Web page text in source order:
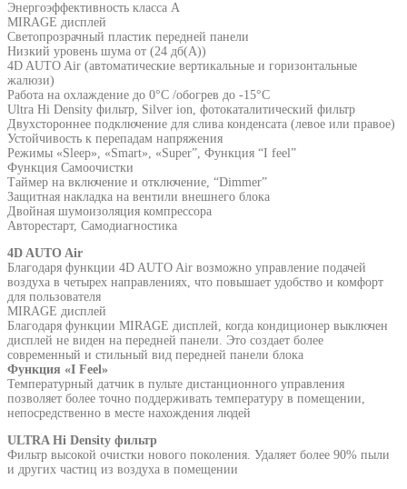
Энергоэффективность класса A
MIRAGE дисплей
Светопрозрачный пластик передней панели
Низкий уровень шума от (24 дб(А))
4D AUTO Air (автоматические вертикальные и горизонтальные
жалюзи)
Работа на охлаждение до 0°С /обогрев до -15°С
Ultra Hi Density фильтр, Silver ion, фотокаталитический фильтр
Двухстороннее подключение для слива конденсата (левое или правое)
Устойчивость к перепадам напряжения
Режимы «Sleep», «Smart», «Super”, Функция “I feel”
Функция Самоочистки
Таймер на включение и отключение, “Dimmer”
Защитная накладка на вентили внешнего блока
Двойная шумоизоляция компрессора
Авторестарт, Самодиагностика
4D AUTO Air
Благодаря функции 4D AUTO Air возможно управление подачей
воздуха в четырех направлениях, что повышает удобство и комфорт
для пользователя
MIRAGE дисплей
Благодаря функции MIRAGE дисплей, когда кондиционер выключен
дисплей не виден на передней панели. Это создает более
современный и стильный вид передней панели блока
Функция «I Feel»
Температурный датчик в пульте дистанционного управления
позволяет более точно поддерживать температуру в помещении,
непосредственно в месте нахождения людей
ULTRA Hi Density фильтр
Фильтр высокой очистки нового поколения. Удаляет более 90% пыли
и других частиц из воздуха в помещении